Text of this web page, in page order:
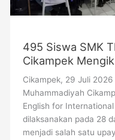
495 Siswa SMK
Cikampek
Cikampek, 29 Juli
Muhammadiyah
English for
dilaksanakan pada 28
menjadi salah satu